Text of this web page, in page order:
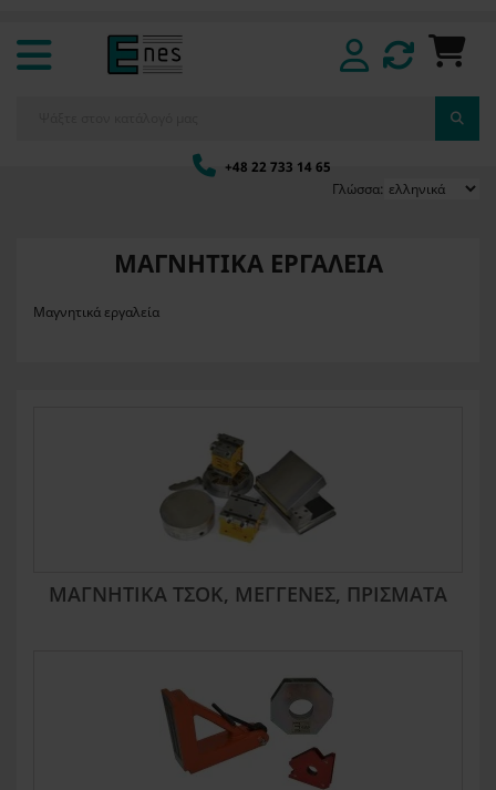
+48 22 733 14 65
Γλώσσα:
ΜΑΓΝΗΤΙΚΆ ΕΡΓΑΛΕΊΑ
Μαγνητικά εργαλεία
ΜΑΓΝΗΤΙΚΆ ΤΣΟΚ, ΜΈΓΓΕΝΕΣ, ΠΡΊΣΜΑΤΑ